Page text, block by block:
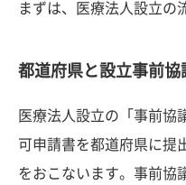
まずは、医療法人設立の
都道府県と設立事前協
医療法人設立の「事前協
可申請書を都道府県に提
をおこないます。事前協